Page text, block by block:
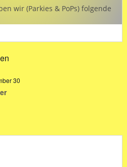
wir (Parkies & PoPs) folgende
30